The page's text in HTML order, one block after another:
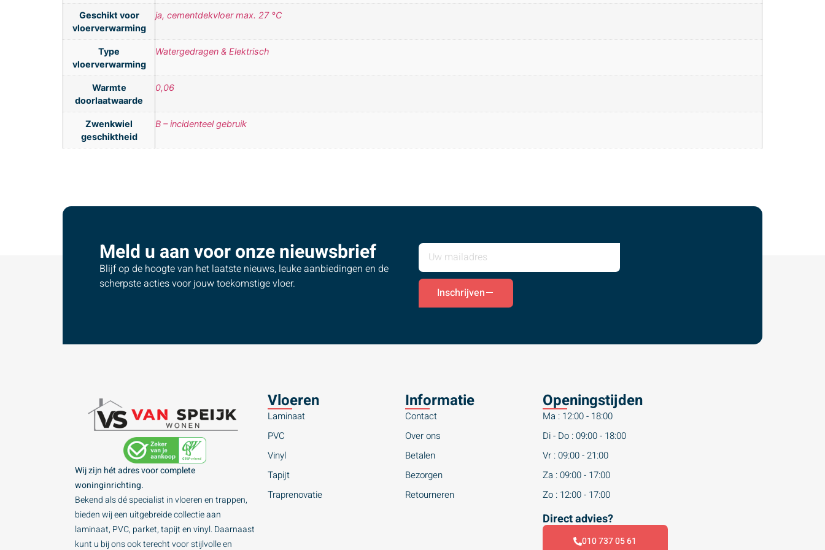
Geschikt voor
vloerverwarming
ja, cementdekvloer max. 27 °C
Type
vloerverwarming
Watergedragen & Elektrisch
Warmte
doorlaatwaarde
0,06
Zwenkwiel
geschiktheid
B – incidenteel gebruik
Meld u aan voor onze nieuwsbrief
Blijf op de hoogte van het laatste nieuws, leuke aanbiedingen en de
scherpste acties voor jouw toekomstige vloer.
Inschrijven
Wij zijn hét adres voor complete
woninginrichting.
Bekend als dé specialist in vloeren en trappen,
bieden wij een uitgebreide collectie aan
laminaat, PVC, parket, tapijt en vinyl. Daarnaast
kunt u bij ons ook terecht voor stijlvolle en
Vloeren
Laminaat
PVC
Vinyl
Tapijt
Traprenovatie
Informatie
Contact
Over ons
Betalen
Bezorgen
Retourneren
Openingstijden
Ma : 12:00 - 18:00
Di - Do : 09:00 - 18:00
Vr : 09:00 - 21:00
Za : 09:00 - 17:00
Zo : 12:00 - 17:00
Direct advies?
010 737 05 61